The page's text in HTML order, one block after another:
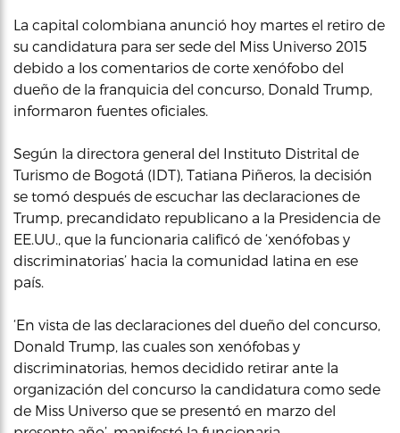
La capital colombiana anunció hoy martes el retiro de
su candidatura para ser sede del Miss Universo 2015
debido a los comentarios de corte xenófobo del
dueño de la franquicia del concurso, Donald Trump,
informaron fuentes oficiales.
Según la directora general del Instituto Distrital de
Turismo de Bogotá (IDT), Tatiana Piñeros, la decisión
se tomó después de escuchar las declaraciones de
Trump, precandidato republicano a la Presidencia de
EE.UU., que la funcionaria calificó de ‘xenófobas y
discriminatorias’ hacia la comunidad latina en ese
país.
‘En vista de las declaraciones del dueño del concurso,
Donald Trump, las cuales son xenófobas y
discriminatorias, hemos decidido retirar ante la
organización del concurso la candidatura como sede
de Miss Universo que se presentó en marzo del